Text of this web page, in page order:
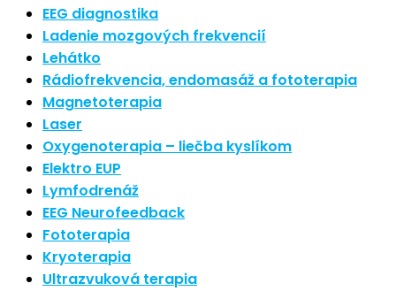
EEG diagnostika
Ladenie mozgových frekvencií
Lehátko
Rádiofrekvencia, endomasáž a fototerapia
Magnetoterapia
Laser
Oxygenoterapia – liečba kyslíkom
Elektro EUP
Lymfodrenáž
EEG Neurofeedback
Fototerapia
Kryoterapia
Ultrazvuková terapia
Nové polarizované svetlo
So psoriázou netreba žiť
Rozšírenie služieb
Hudba a vývoj mozgu
Najnovšie komentáre
Žiadne komentáre na zobrazenie.
Archív
september 2021
apríl 2021
august 2020